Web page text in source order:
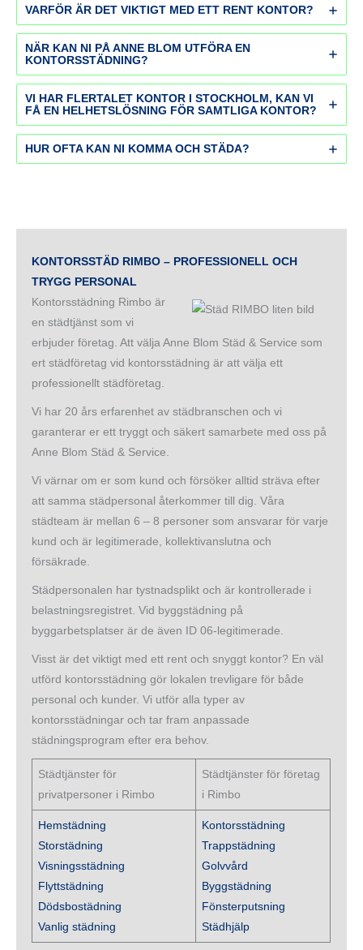
VARFÖR ÄR DET VIKTIGT MED ETT RENT KONTOR?
NÄR KAN NI PÅ ANNE BLOM UTFÖRA EN
KONTORSSTÄDNING?
VI HAR FLERTALET KONTOR I STOCKHOLM, KAN VI
FÅ EN HELHETSLÖSNING FÖR SAMTLIGA KONTOR?
HUR OFTA KAN NI KOMMA OCH STÄDA?
KONTORSSTÄD RIMBO – PROFESSIONELL OCH
TRYGG PERSONAL
Kontorsstädning Rimbo är
en städtjänst som vi
erbjuder företag. Att välja Anne Blom Städ & Service som
ert städföretag vid kontorsstädning är att välja ett
professionellt städföretag.
Vi har 20 års erfarenhet av städbranschen och vi
garanterar er ett tryggt och säkert samarbete med oss på
Anne Blom Städ & Service.
Vi värnar om er som kund och försöker alltid sträva efter
att samma städpersonal återkommer till dig. Våra
städteam är mellan 6 – 8 personer som ansvarar för varje
kund och är legitimerade, kollektivanslutna och
försäkrade.
Städpersonalen har tystnadsplikt och är kontrollerade i
belastningsregistret. Vid byggstädning på
byggarbetsplatser är de även ID 06-legitimerade.
Visst är det viktigt med ett rent och snyggt kontor? En väl
utförd kontorsstädning gör lokalen trevligare för både
personal och kunder. Vi utför alla typer av
kontorsstädningar och tar fram anpassade
städningsprogram efter era behov.
Städtjänster för
privatpersoner i Rimbo
Städtjänster för företag
i Rimbo
Hemstädning
Storstädning
Visningsstädning
Flyttstädning
Dödsbostädning
Vanlig städning
Kontorsstädning
Trappstädning
Golvvård
Byggstädning
Fönsterputsning
Städhjälp